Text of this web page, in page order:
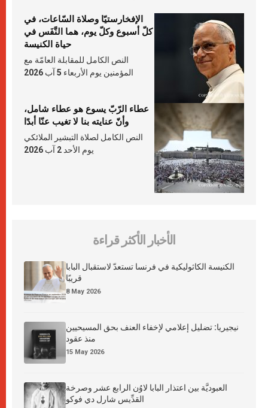
الإفخارستيّا وصلاة السّاعات، في
كلّ أسبوع وكلّ يوم، هما النَّفَس في
حياة الكنيسة
النص الكامل للمقابلة العامّة مع
المؤمنين يوم الأربعاء 5 آب 2026
عطاء الرّبّ يسوع هو عطاء شامل،
وأنّ عنايته بنا لا تغيب عنّا أبدًا
النص الكامل لصلاة التبشير الملائكي
يوم الأحد 2 آب 2026
الأخبار الأكثر قراءة
الكنيسة الكاثوليكية في فرنسا تستعدّ لاستقبال البابا
قريبًا
8 May 2026
نيجيريا: تضليل إعلامي لإخفاء العنف بحق المسيحيين
منذ عقود
15 May 2026
العبوديَّة بين اعتذار البابا لاوُن الرابع عشر وصرخة
القدِّيس شارل دي فوكو